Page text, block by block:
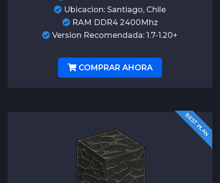
Ubicacion: Santiago, Chile
RAM DDR4 2400Mhz
Version Recomendada: 1.7-1.20+
COMPRAR AHORA
BEST PLAN